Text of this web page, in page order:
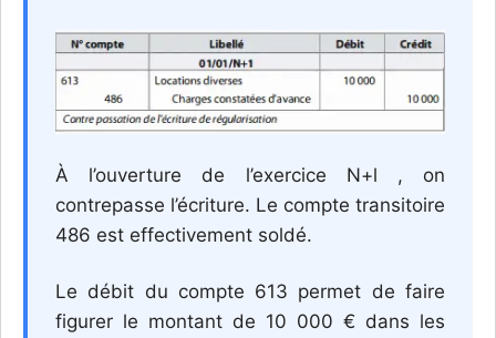
À l’ouverture de l’exercice N+l , on
contrepasse l’écriture. Le compte transitoire
486 est effectivement soldé.
Le débit du compte 613 permet de faire
figurer le montant de 10 000 € dans les